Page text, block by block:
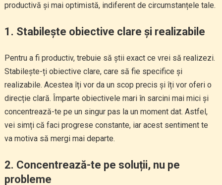
productivă și mai optimistă, indiferent de circumstanțele tale.
1. Stabilește obiective clare și realizabile
Pentru a fi productiv, trebuie să știi exact ce vrei să realizezi.
Stabilește-ți obiective clare, care să fie specifice și
realizabile. Acestea îți vor da un scop precis și îți vor oferi o
direcție clară. Împarte obiectivele mari în sarcini mai mici și
concentrează-te pe un singur pas la un moment dat. Astfel,
vei simți că faci progrese constante, iar acest sentiment te
va motiva să mergi mai departe.
2. Concentrează-te pe soluții, nu pe
probleme